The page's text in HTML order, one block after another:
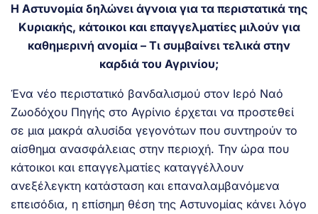
Η Αστυνομία δηλώνει άγνοια για τα περιστατικά της
Κυριακής, κάτοικοι και επαγγελματίες μιλούν για
καθημερινή ανομία – Τι συμβαίνει τελικά στην
καρδιά του Αγρινίου;
Ένα νέο περιστατικό βανδαλισμού στον Ιερό Ναό
Ζωοδόχου Πηγής στο Αγρίνιο έρχεται να προστεθεί
σε μια μακρά αλυσίδα γεγονότων που συντηρούν το
αίσθημα ανασφάλειας στην περιοχή. Την ώρα που
κάτοικοι και επαγγελματίες καταγγέλλουν
ανεξέλεγκτη κατάσταση και επαναλαμβανόμενα
επεισόδια, η επίσημη θέση της Αστυνομίας κάνει λόγο